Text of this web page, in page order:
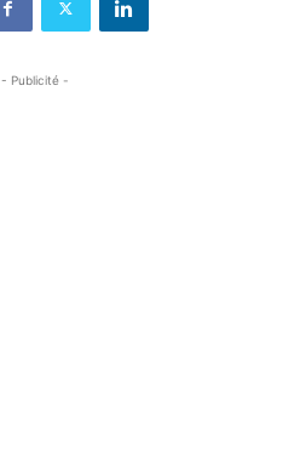
- Publicité -